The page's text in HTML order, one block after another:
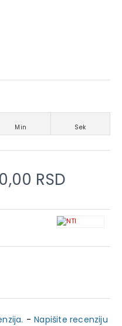
- Napišite recenziju
Min Sek
RSD